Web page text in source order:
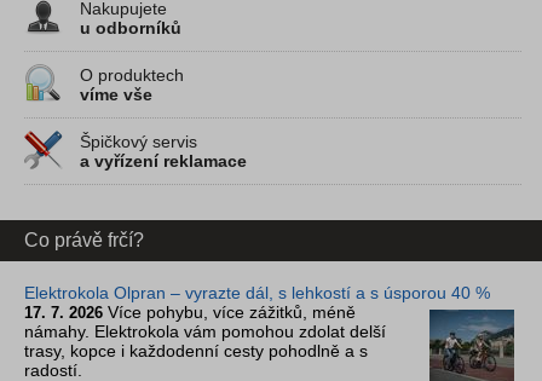
Nakupujete
u odborníků
O produktech
víme vše
Špičkový servis
a vyřízení reklamace
Co právě frčí?
Elektrokola Olpran – vyrazte dál, s lehkostí a s úsporou 40 %
17. 7. 2026 Více pohybu, více zážitků, méně
námahy. Elektrokola vám pomohou zdolat delší
trasy, kopce i každodenní cesty pohodlně a s
radostí.